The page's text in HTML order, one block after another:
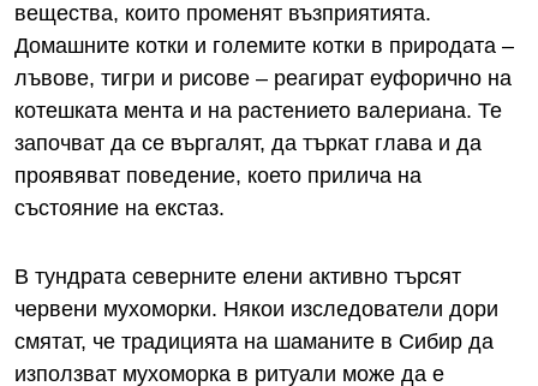
вещества, които променят възприятията.
Домашните котки и големите котки в природата –
лъвове, тигри и рисове – реагират еуфорично на
котешката мента и на растението валериана. Те
започват да се въргалят, да търкат глава и да
проявяват поведение, което прилича на
състояние на екстаз.
В тундрата северните елени активно търсят
червени мухоморки. Някои изследователи дори
смятат, че традицията на шаманите в Сибир да
използват мухоморка в ритуали може да е